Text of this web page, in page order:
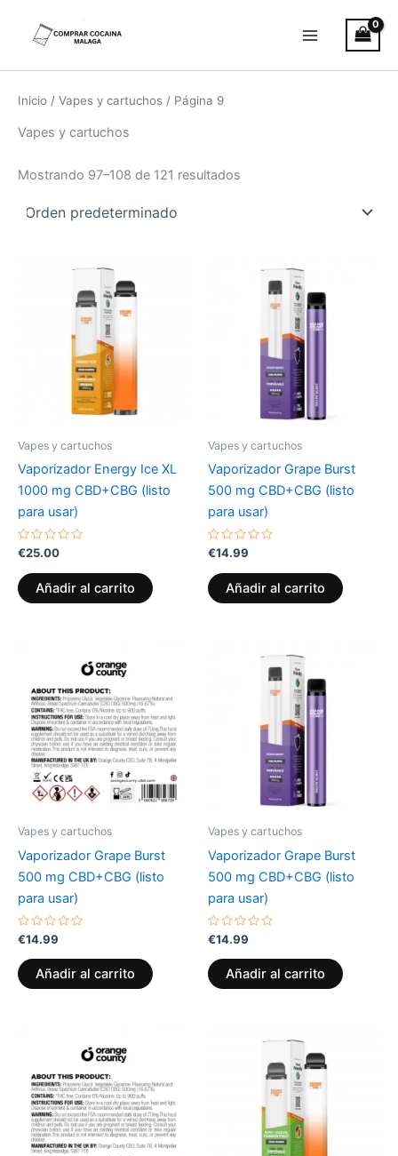
Menu
Inicio / Vapes y cartuchos / Página 9
Vapes y cartuchos
Mostrando 97–108 de 121 resultados
Vapes y cartuchos
Vaporizador Energy Ice XL
1000 mg CBD+CBG (listo
para usar)
Valorado
de
5
€25.00
Añadir al carrito
Vapes y cartuchos
Vaporizador Grape Burst
500 mg CBD+CBG (listo
para usar)
Valorado
de
5
€14.99
Añadir al carrito
Vapes y cartuchos
Vaporizador Grape Burst
500 mg CBD+CBG (listo
para usar)
Valorado
con
de
5
€14.99
Añadir al carrito
Vapes y cartuchos
Vaporizador Grape Burst
500 mg CBD+CBG (listo
para usar)
Valorado
con
de
5
€14.99
Añadir al carrito